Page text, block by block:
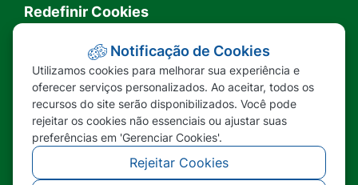
Redefinir Cookies
Transparência
Ouvidoria
SIC
Notificação de Cookies
Utilizamos cookies para melhorar sua experiência e
oferecer serviços personalizados. Ao aceitar, todos os
recursos do site serão disponibilizados. Você pode
rejeitar os cookies não essenciais ou ajustar suas
preferências em 'Gerenciar Cookies'.
Rejeitar Cookies